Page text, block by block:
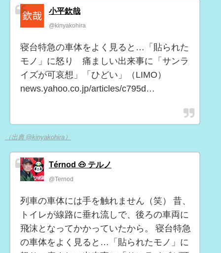
小平欽哉
@kinyakohira
寝台特急の車体をよく見ると…「貼られた
モノ」に怒り 痛ましい出来事に「サンラ
イズが可哀想」「ひどい」（LIMO）
news.yahoo.co.jp/articles/c795d…
（出典 @kinyakohira）
Térnod 🐽 テルノ
@Ternod
列車の車体には手を触れません（笑） 昔、
トイレが線路に垂れ流しで、後ろの車両に
飛沫となってかかっていたから。 寝台特急
の車体をよく見ると…「貼られたモノ」に